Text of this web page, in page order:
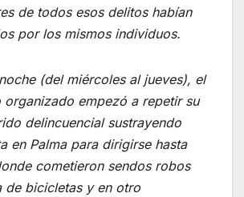
de todos esos delitos habían
por los mismos individuos.
(del miércoles al jueves), el
organizado empezó a repetir su
delincuencial sustrayendo
en Palma para dirigirse hasta
cometieron sendos robos
de bicicletas y en otro